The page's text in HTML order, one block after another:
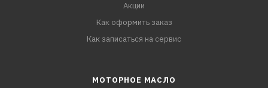
Акции
Как оформить заказ
Как записаться на сервис
МОТОРНОЕ МАСЛО